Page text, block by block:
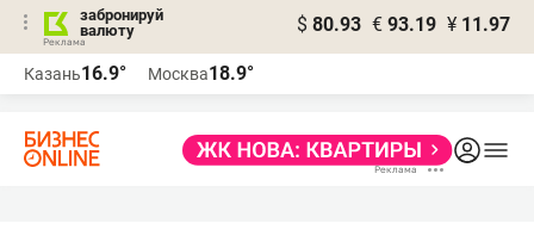
забронируй
валюту
$ 80.93 € 93.19 ¥ 11.97
Казань16.9° Москва18.9°